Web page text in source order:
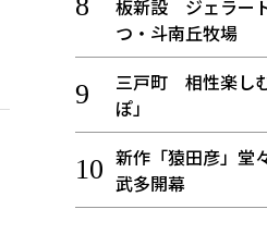
板新設 ジェラー
つ・斗南丘牧場
三戸町 相性楽し
ぽ」
新作「猿田彦」堂
武多開幕